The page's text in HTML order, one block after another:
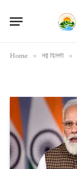
Home » नई दिल्ली »